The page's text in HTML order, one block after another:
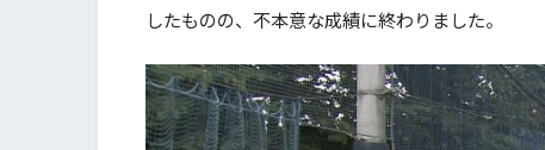
したものの、不本意な成績に終わりました。